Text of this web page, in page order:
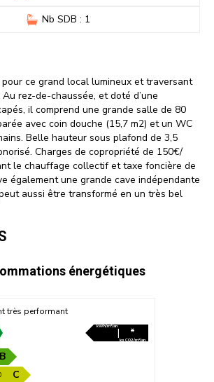
Nb SDB : 1
ce grand local lumineux et traversant
rez-de-chaussée, et doté d’une
il comprend une grande salle de 80
avec coin douche (15,7 m2) et un WC
Belle hauteur sous plafond de 3,5
Charges de copropriété de 150€/
le chauffage collectif et taxe foncière de
également une grande cave indépendante
aussi être transformé en un très bel
énergétiques
très performant
kWh/m²/an| *
kg CO2/m²/an
B
C